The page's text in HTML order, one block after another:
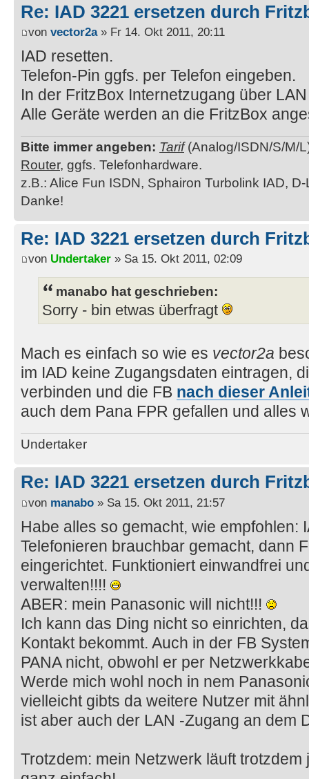
Re: IAD 3221 ersetzen durch
von vector2a» Fr 14. Okt 2011, 20:11
IAD resetten.
Telefon-Pin ggfs. per Telefon eingeben.
In der FritzBox Internetzugang über
Alle Geräte werden an die FritzBox
Bitte immer angeben: Tarif(Analog/ISDN/S/M/
Router, ggfs. Telefonhardware.
z.B.: Alice Fun ISDN, Sphairon Turbolink IAD,
Danke!
Re: IAD 3221 ersetzen durch
von Undertaker » Sa 15. Okt 2011, 02:09
manabo hat geschrieben:
Sorry - bin etwas überfragt
Mach es einfach so wie es vector2a
im IAD keine Zugangsdaten eintragen,
verbinden und die FB nach dieser
auch dem Pana FPR gefallen und alles
Undertaker
Re: IAD 3221 ersetzen durch
von manabo » Sa 15. Okt 2011, 21:57
Habe alles so gemacht, wie empfohlen:
Telefonieren brauchbar gemacht, dann
eingerichtet. Funktioniert einwandfrei
verwalten!!!!
ABER: mein Panasonic will nicht!!!
Ich kann das Ding nicht so einrichten,
Kontakt bekommt. Auch in der FB
PANA nicht, obwohl er per
Werde mich wohl noch in nem
vielleicht gibts da weitere Nutzer mit
ist aber auch der LAN -Zugang an dem
Trotzdem: mein Netzwerk läuft